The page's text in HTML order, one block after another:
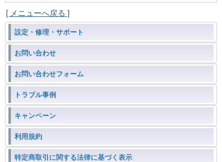
[ メニューへ戻る ]
設定・修理・サポート
お問い合わせ
お問い合わせフォーム
トラブル事例
キャンペーン
利用規約
特定商取引に関する法律に基づく表示